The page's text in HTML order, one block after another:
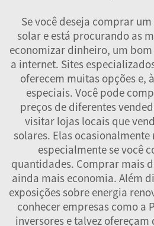
Se você deseja comprar
solar e está procurando as
economizar dinheiro, um
a internet. Sites
oferecem muitas opções e,
especiais. Você pode
preços de diferentes
visitar lojas locais que
solares. Elas
especialmente se você
quantidades. Comprar mais
ainda mais economia. Além
exposições sobre energia
conhecer empresas como a
inversores e talvez ofereçam